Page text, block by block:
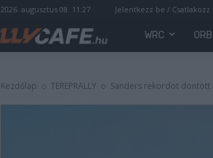
2026. augusztus 08. 11:27 Jelentkezz be / Csatlakozz
WRC ORB
Kezdőlap TEREPRALLY Sanders rekordot döntött